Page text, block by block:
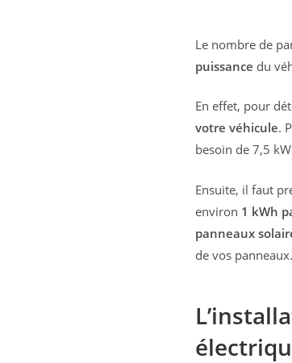
Le nombre de
puissance du
En effet, pour
votre véhicule.
besoin de 7,5
Ensuite, il faut
environ 1 kWh
panneaux
de vos panneaux.